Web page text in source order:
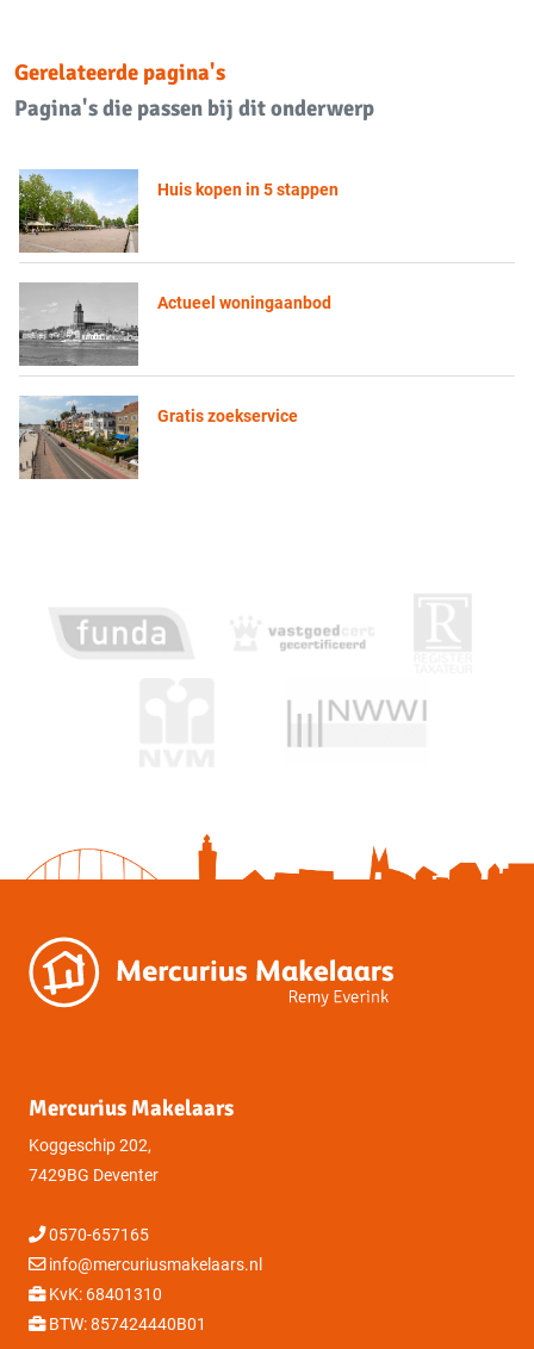
Gerelateerde pagina's
Pagina's die passen bij dit onderwerp
Huis kopen in 5 stappen
Actueel woningaanbod
Gratis zoekservice
Mercurius Makelaars
Koggeschip 202,
7429BG Deventer
0570-657165
info@mercuriusmakelaars.nl
KvK: 68401310
BTW: 857424440B01